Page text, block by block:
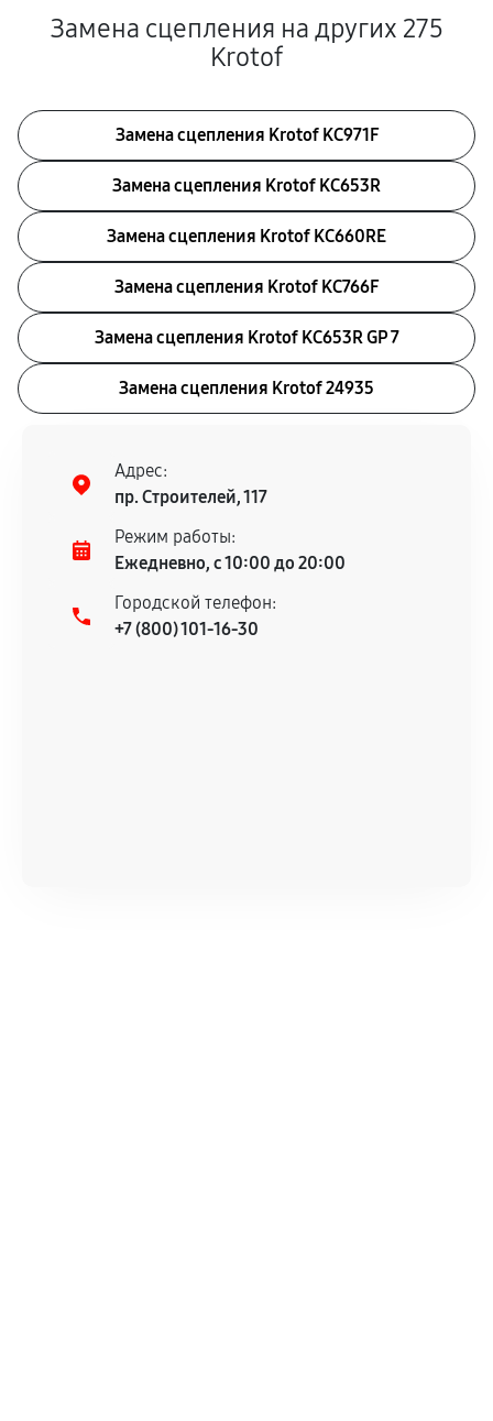
Замена сцепления на других 275
Krotof
Замена сцепления Krotof KC971F
Замена сцепления Krotof KC653R
Замена сцепления Krotof KC660RE
Замена сцепления Krotof KC766F
Замена сцепления Krotof KC653R GP 7
Замена сцепления Krotof 24935
Адрес:
пр. Строителей, 117
Режим работы:
Ежедневно, с 10:00 до 20:00
Городской телефон:
+7 (800) 101-16-30